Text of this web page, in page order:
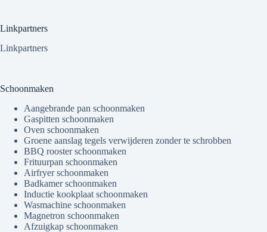
Linkpartners
Linkpartners
Schoonmaken
Aangebrande pan schoonmaken
Gaspitten schoonmaken
Oven schoonmaken
Groene aanslag tegels verwijderen zonder te schrobben
BBQ rooster schoonmaken
Frituurpan schoonmaken
Airfryer schoonmaken
Badkamer schoonmaken
Inductie kookplaat schoonmaken
Wasmachine schoonmaken
Magnetron schoonmaken
Afzuigkap schoonmaken